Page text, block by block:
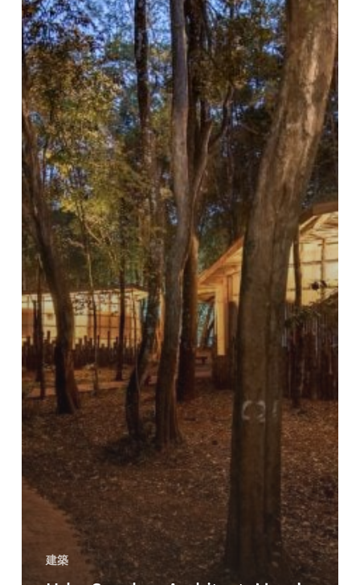
ロ
ビ
の
学
校
の
た
め
の
再
利
用
可
能
な
資
料
優
建築